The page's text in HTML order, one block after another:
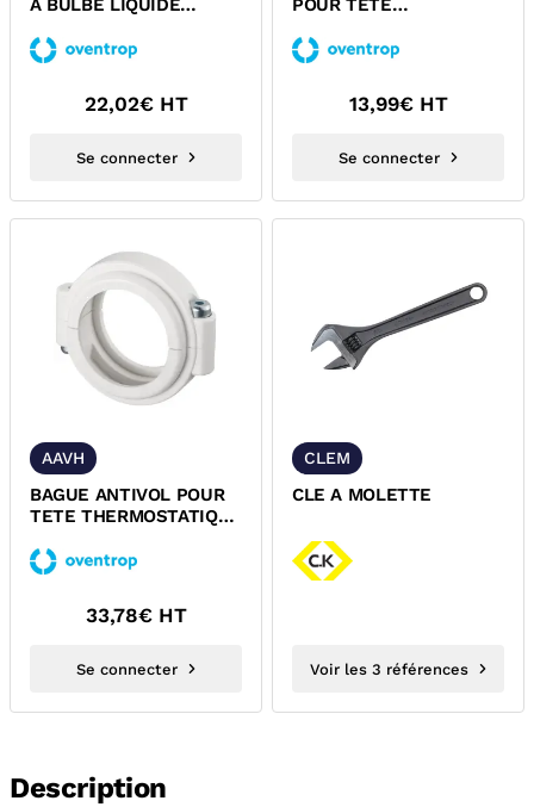
A BULBE LIQUIDE
VINDO TH
22,02€ HT
Se connecter
POUR TETE
BULBE LIQUIDE
M30x1,5...
13,99€ HT
Se connecter
AAVH
BAGUE ANTIVOL POUR
TETE THERMOSTATIQUE
33,78€ HT
Se connecter
CLEM
CLE A MOLETTE
Voir les 3 références
Description